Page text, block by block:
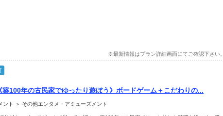
※最新情報はプラン詳細画面にてご確認下さい。
100年の古民家でゆったり遊ぼう》ボードゲーム＋こだわりの...
ント ＞ その他エンタメ・アミューズメント